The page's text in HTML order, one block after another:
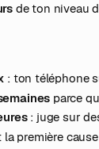
de ton niveau
: ton téléphone
parce
: juge sur
la première